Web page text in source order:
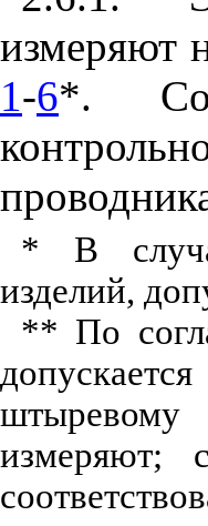
измеряют
1-6*.
* В
изделий,
** По
измеряют;